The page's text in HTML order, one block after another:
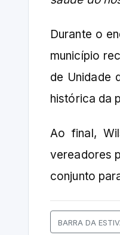
Durante o
município
de Unidade
histórica da
Ao final,
vereadores
conjunto
BARRA DA